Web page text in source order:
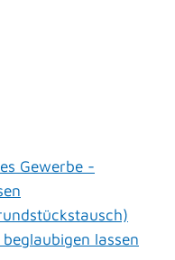
Gewerbe -
lassen